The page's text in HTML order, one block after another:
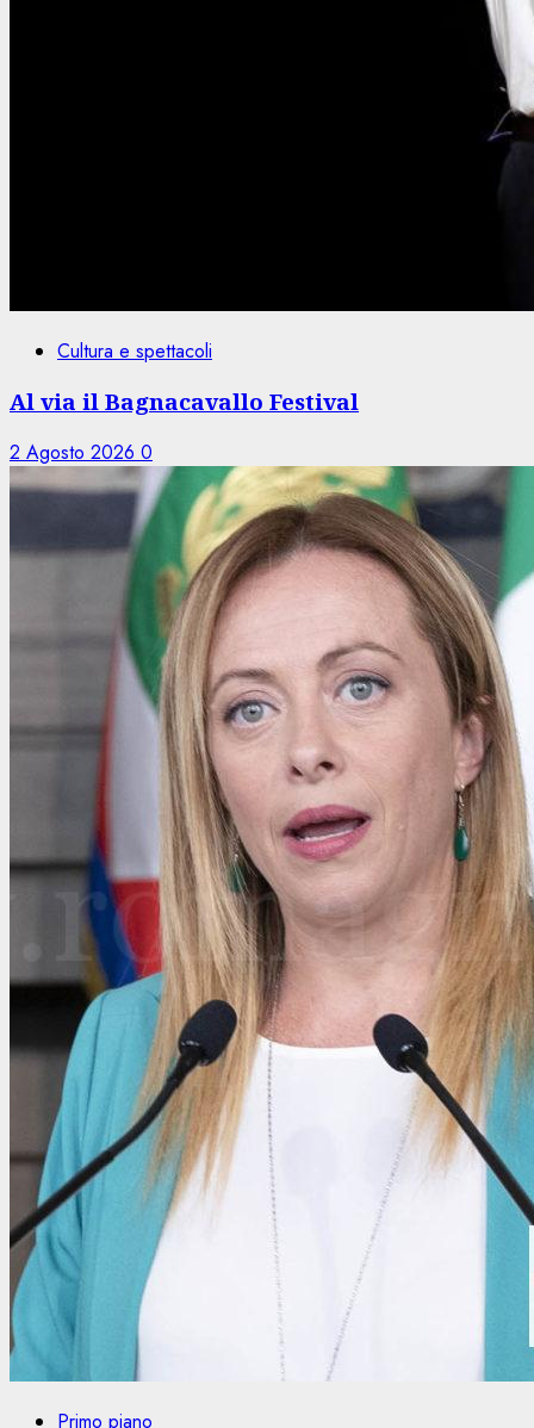
Cultura e spettacoli
Al via il Bagnacavallo Festival
2 Agosto 2026 0
Primo piano